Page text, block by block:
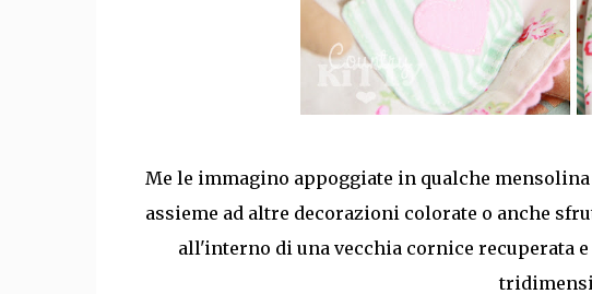
Me le immagino appoggiate in qualche
assieme ad altre decorazioni colorate o anche
all'interno di una vecchia cornice recuperata